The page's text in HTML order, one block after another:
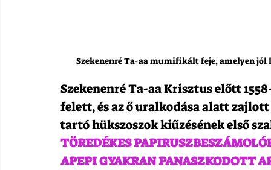
Szekenenré Ta-aa mumifikált feje, amelyen jól
Szekenenré Ta-aa Krisztus előtt
felett, és az ő uralkodása alatt
tartó hükszoszok kiűzésének első
TÖREDÉKES
APEPI GYAKRAN PANASZKODOTT